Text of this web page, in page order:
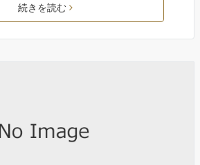
続きを読む